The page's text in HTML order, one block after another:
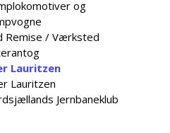
og
Remise / Værksted
Lauritzen
Lauritzen
Jernbaneklub